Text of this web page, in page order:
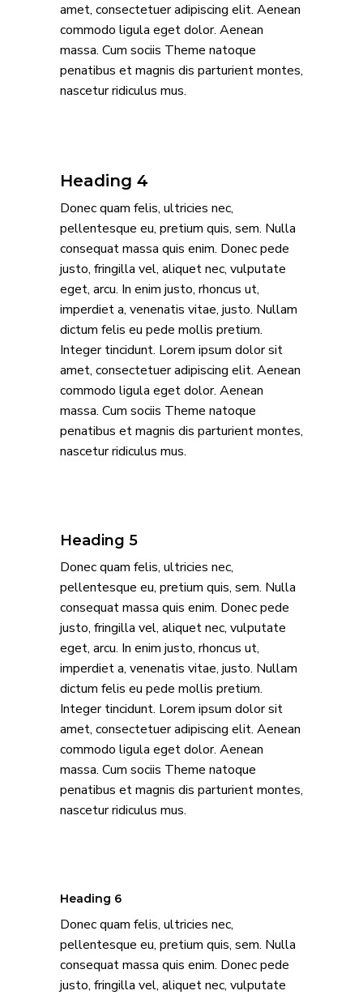
amet, consectetuer adipiscing elit. Aenean
commodo ligula eget dolor. Aenean
massa. Cum sociis Theme natoque
penatibus et magnis dis parturient montes,
nascetur ridiculus mus.
Heading 4
Donec quam felis, ultricies nec,
pellentesque eu, pretium quis, sem. Nulla
consequat massa quis enim. Donec pede
justo, fringilla vel, aliquet nec, vulputate
eget, arcu. In enim justo, rhoncus ut,
imperdiet a, venenatis vitae, justo. Nullam
dictum felis eu pede mollis pretium.
Integer tincidunt. Lorem ipsum dolor sit
amet, consectetuer adipiscing elit. Aenean
commodo ligula eget dolor. Aenean
massa. Cum sociis Theme natoque
penatibus et magnis dis parturient montes,
nascetur ridiculus mus.
Heading 5
Donec quam felis, ultricies nec,
pellentesque eu, pretium quis, sem. Nulla
consequat massa quis enim. Donec pede
justo, fringilla vel, aliquet nec, vulputate
eget, arcu. In enim justo, rhoncus ut,
imperdiet a, venenatis vitae, justo. Nullam
dictum felis eu pede mollis pretium.
Integer tincidunt. Lorem ipsum dolor sit
amet, consectetuer adipiscing elit. Aenean
commodo ligula eget dolor. Aenean
massa. Cum sociis Theme natoque
penatibus et magnis dis parturient montes,
nascetur ridiculus mus.
Heading 6
Donec quam felis, ultricies nec,
pellentesque eu, pretium quis, sem. Nulla
consequat massa quis enim. Donec pede
justo, fringilla vel, aliquet nec, vulputate